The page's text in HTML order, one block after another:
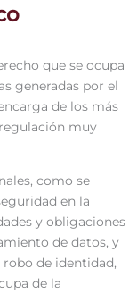
que se ocupa
generadas por el
de los más
muy
como se
en la
y obligaciones
de datos, y
de identidad,
de la